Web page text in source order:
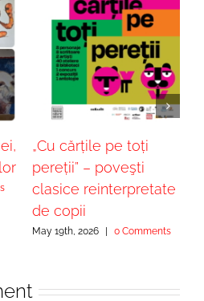
„Cu cărțile pe toți
pereții” – poveşti
clasice reinterpretate
de copii
May 19th, 2026 | 0 Comments